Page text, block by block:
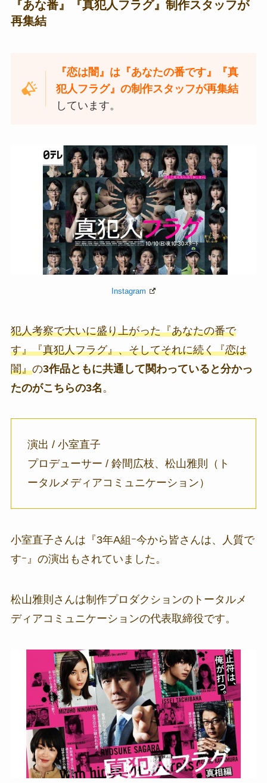
『あな番』『真犯人フラグ』制作スタッフが
再集結
『恋は闇』は『あなたの番です』『真
犯人フラグ』の制作スタッフが再集結
しています。
Instagram
犯人考察で大いに盛り上がった『あなたの番で
す』『真犯人フラグ』、そしてそれに続く『恋は
闇』の3作品ともに共通して関わっていると分かっ
たのがこちらの3名 。
演出 / 小室直子
プロデューサー / 鈴間広枝、 松山雅則（ト
ータルメディアコミュニケーション）
小室直子さんは『3年A組ｰ今から皆さんは、人質で
すｰ』の演出もされていました。
松山雅則さんは制作プロダクションのトータルメ
ディアコミュニケーションの代表取締役です。